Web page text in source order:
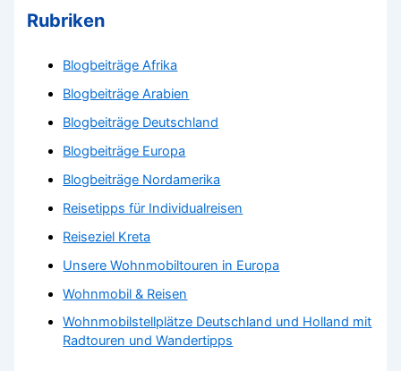
Rubriken
Blogbeiträge Afrika
Blogbeiträge Arabien
Blogbeiträge Deutschland
Blogbeiträge Europa
Blogbeiträge Nordamerika
Reisetipps für Individualreisen
Reiseziel Kreta
Unsere Wohnmobiltouren in Europa
Wohnmobil & Reisen
Wohnmobilstellplätze Deutschland und Holland mit
Radtouren und Wandertipps